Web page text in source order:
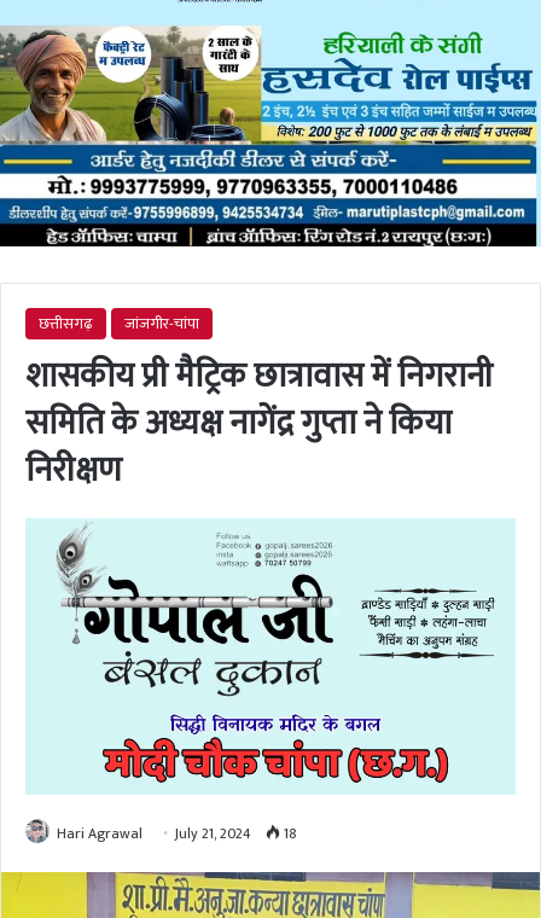
छत्तीसगढ़ जांजगीर-चांपा
शासकीय प्री मैट्रिक छात्रावास में निगरानी
समिति के अध्यक्ष नागेंद्र गुप्ता ने किया
निरीक्षण
Hari Agrawal July 21, 2024 18